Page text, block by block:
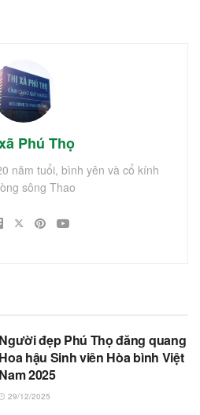
Phú Thọ
năm tuổi, bình yên và cổ kính
sông Thao
Người đẹp Phú Thọ đăng quang
Hoa hậu Sinh viên Hòa bình Việt
Nam 2025
29/12/2025